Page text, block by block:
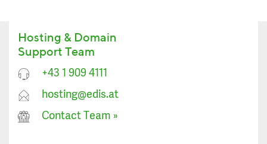
Hosting & Domain
Support Team
+43 1 909 4111
hosting@edis.at
Contact Team »